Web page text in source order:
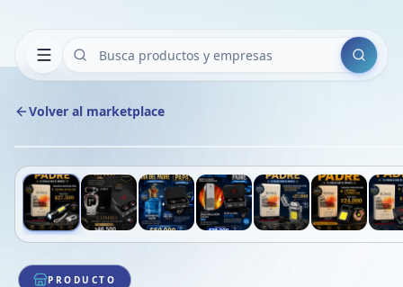
Buscar
Volver al marketplace
1/7
PRODUCTO